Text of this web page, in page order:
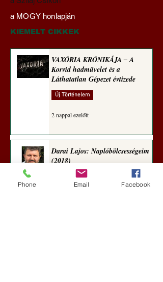
Naplóbölcsességeim
(2023)
a MOGY honlapján
KIEMELT CIKKEK
VAXÓRIA KRÓNIKÁJA ‒ A
Korvid hadművelet és a
Láthatatlan Gépezet évtizede
Új Történelem
2 nappal ezelőtt
Darai Lajos: Naplóbölcsességeim
(2018)
Phone Email Facebook